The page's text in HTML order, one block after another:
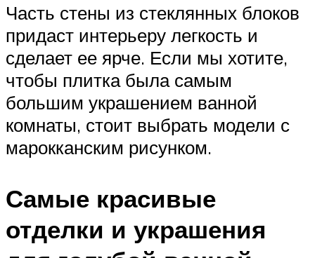
Часть стены из стеклянных блоков
придаст интерьеру легкость и
сделает ее ярче. Если мы хотите,
чтобы плитка была самым
большим украшением ванной
комнаты, стоит выбрать модели с
марокканским рисунком.
Самые красивые
отделки и украшения